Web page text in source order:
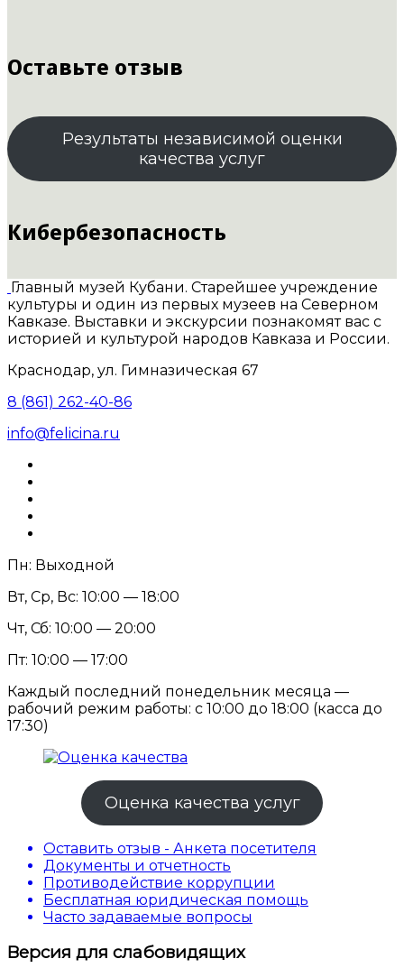
Оставьте отзыв
Результаты независимой оценки
качества услуг
Кибербезопасность
Главный музей Кубани. Старейшее учреждение
культуры и один из первых музеев на Северном
Кавказе. Выставки и экскурсии познакомят вас с
историей и культурой народов Кавказа и России.
Краснодар, ул. Гимназическая 67
8 (861) 262-40-86
info@felicina.ru
Пн: Выходной
Вт, Ср, Вс: 10:00 — 18:00
Чт, Сб: 10:00 — 20:00
Пт: 10:00 — 17:00
Каждый последний понедельник месяца —
рабочий режим работы: с 10:00 до 18:00 (касса до
17:30)
Оценка качества услуг
Оставить отзыв - Анкета посетителя
Документы и отчетность
Противодействие коррупции
Бесплатная юридическая помощь
Часто задаваемые вопросы
Версия для слабовидящих